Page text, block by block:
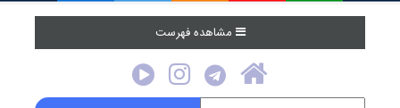
مشاهده فهرست